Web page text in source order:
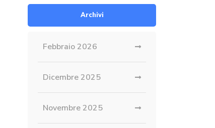
Archivi
Febbraio 2026
Dicembre 2025
Novembre 2025